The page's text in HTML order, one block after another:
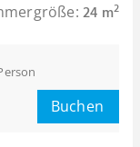
24 m2
Buchen